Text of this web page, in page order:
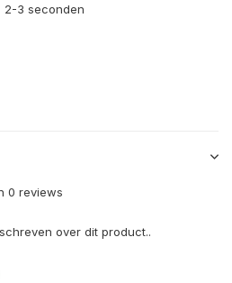
2-3 seconden
0 reviews
over dit product..